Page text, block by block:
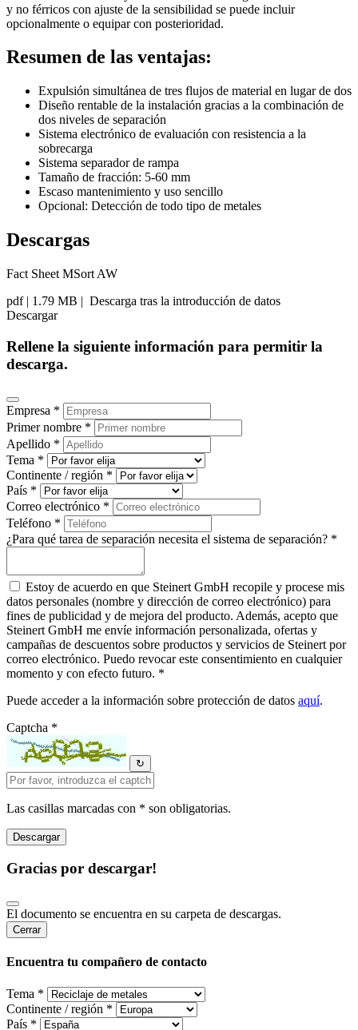
y no férricos con ajuste de la sensibilidad se puede incluir
opcionalmente o equipar con posterioridad.
Resumen de las ventajas:
Expulsión simultánea de tres flujos de material en lugar de dos
Diseño rentable de la instalación gracias a la combinación de
dos niveles de separación
Sistema electrónico de evaluación con resistencia a la
sobrecarga
Sistema separador de rampa
Tamaño de fracción: 5-60 mm
Escaso mantenimiento y uso sencillo
Opcional: Detección de todo tipo de metales
Descargas
Fact Sheet MSort AW
pdf| 1.79 MB | Descarga tras la introducción de datos
Descargar
Rellene la siguiente información para permitir la
descarga.
Empresa *
Primer nombre *
Apellido *
Tema *
Continente / región *
País *
Correo electrónico *
Teléfono *
¿Para qué tarea de separación necesita el sistema de separación? *
Estoy de acuerdo en que Steinert GmbH recopile y procese mis
datos personales (nombre y dirección de correo electrónico) para
fines de publicidad y de mejora del producto. Además, acepto que
Steinert GmbH me envíe información personalizada, ofertas y
campañas de descuentos sobre productos y servicios de Steinert por
correo electrónico. Puedo revocar este consentimiento en cualquier
momento y con efecto futuro. *
Puede acceder a la información sobre protección de datos aquí.
Captcha *
↻
Las casillas marcadas con * son obligatorias.
Gracias por descargar!
El documento se encuentra en su carpeta de descargas.
Cerrar
Encuentra tu compañero de contacto
Tema *
Continente / región *
País *